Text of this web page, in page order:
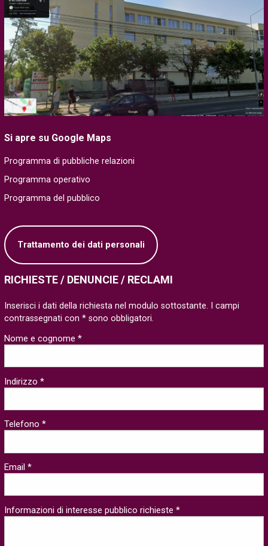
Si apre su Google Maps
Programma di pubbliche relazioni
Programma operativo
Programma del pubblico
Trattamento dei dati personali
RICHIESTE / DENUNCIE / RECLAMI
Inserisci i dati della richiesta nel modulo sottostante. I campi
contrassegnati con * sono obbligatori.
Nome e cognome *
Indirizzo *
Telefono *
Email *
Informazioni di interesse pubblico richieste *